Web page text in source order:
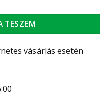
TESZEM
vásárlás esetén